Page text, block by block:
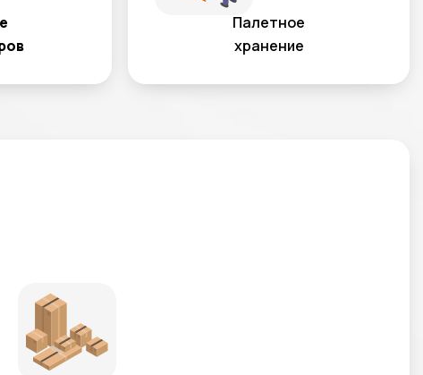
Палетное
хранение